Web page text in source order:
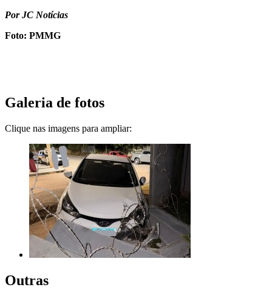
Por JC Notícias
Foto: PMMG
Galeria de fotos
Clique nas imagens para ampliar:
Outras